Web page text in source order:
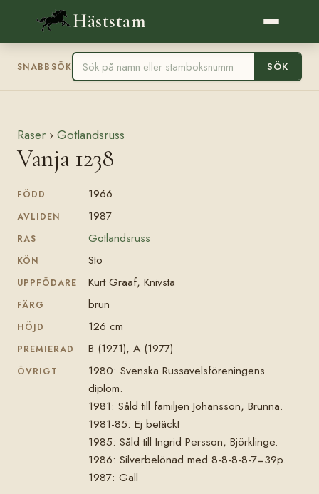
Häststam
SNABBSÖK SÖK
Raser › Gotlandsruss
Vanja 1238
FÖDD 1966
AVLIDEN 1987
RAS Gotlandsruss
KÖN Sto
UPPFÖDARE Kurt Graaf, Knivsta
FÄRG brun
HÖJD 126 cm
PREMIERAD B (1971), A (1977)
ÖVRIGT
1980: Svenska Russavelsföreningens
diplom.
1981: Såld till familjen Johansson, Brunna.
1981-85: Ej betäckt
1985: Såld till Ingrid Persson, Björklinge.
1986: Silverbelönad med 8-8-8-8-7=39p.
1987: Gall